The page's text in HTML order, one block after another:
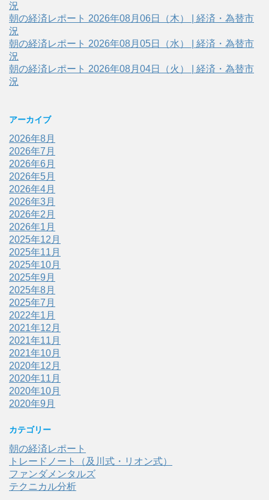
況
朝の経済レポート 2026年08月06日（木） | 経済・為替市
況
朝の経済レポート 2026年08月05日（水） | 経済・為替市
況
朝の経済レポート 2026年08月04日（火） | 経済・為替市
況
アーカイブ
2026年8月
2026年7月
2026年6月
2026年5月
2026年4月
2026年3月
2026年2月
2026年1月
2025年12月
2025年11月
2025年10月
2025年9月
2025年8月
2025年7月
2022年1月
2021年12月
2021年11月
2021年10月
2020年12月
2020年11月
2020年10月
2020年9月
カテゴリー
朝の経済レポート
トレードノート（及川式・リオン式）
ファンダメンタルズ
テクニカル分析